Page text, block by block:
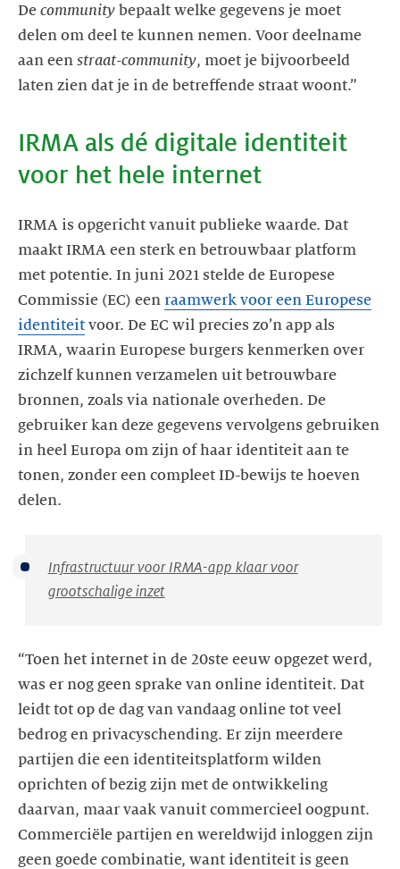
De community bepaalt welke gegevens je moet
delen om deel te kunnen nemen. Voor deelname
aan een straat-community, moet je bijvoorbeeld
IRMA als dé digitale identiteit
voor het hele internet
IRMA is opgericht vanuit publieke waarde. Dat
maakt IRMA een sterk en betrouwbaar platform
met potentie. In juni 2021 stelde de Europese
Commissie (EC) een raamwerk voor een Europese
identiteit voor. De EC wil precies zo’n app als
IRMA, waarin Europese burgers kenmerken over
zichzelf kunnen verzamelen uit betrouwbare
bronnen, zoals via nationale overheden. De
gebruiker kan deze gegevens vervolgens gebruiken
in heel Europa om zijn of haar identiteit aan te
tonen, zonder een compleet ID-bewijs te hoeven
delen.
Infrastructuur voor IRMA-app klaar voor
grootschalige inzet
“Toen het internet in de 20ste eeuw opgezet werd,
was er nog geen sprake van online identiteit. Dat
leidt tot op de dag van vandaag online tot veel
bedrog en privacyschending. Er zijn meerdere
partijen die een identiteitsplatform wilden
oprichten of bezig zijn met de ontwikkeling
daarvan, maar vaak vanuit commercieel oogpunt.
Commerciële partijen en wereldwijd inloggen zijn
geen goede combinatie, want identiteit is geen